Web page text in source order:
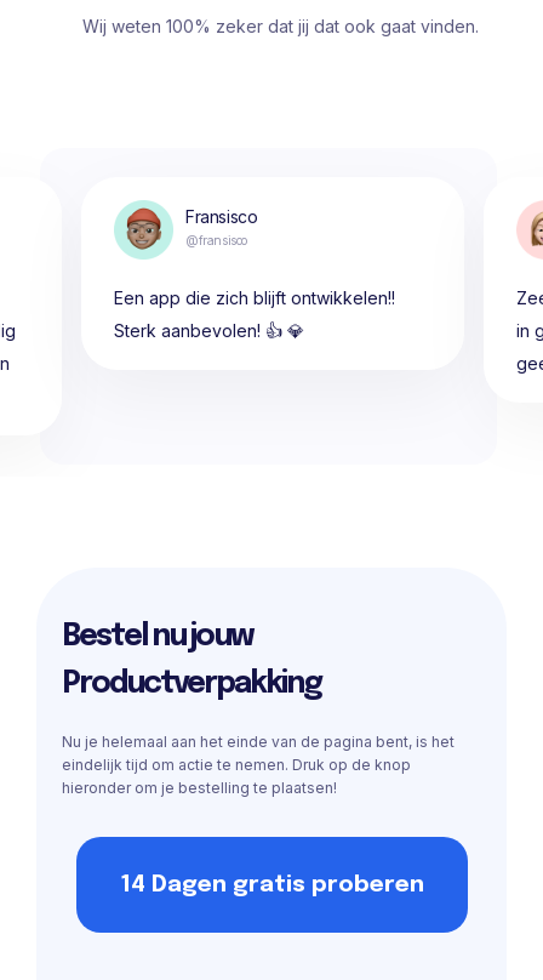
Wij weten 100% zeker dat jij dat ook gaat vinden.
Fransisco
@fransisco
Een app die zich blijft ontwikkelen!!
Sterk aanbevolen! 👍 💎
in
Bestel nu jouw
Productverpakking
Nu je helemaal aan het einde van de pagina bent, is het
eindelijk tijd om actie te nemen. Druk op de knop
hieronder om je bestelling te plaatsen!
14 Dagen gratis proberen